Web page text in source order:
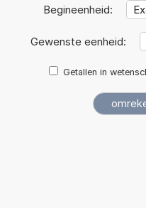
Begineenheid:
Gewenste eenheid:
Getallen in